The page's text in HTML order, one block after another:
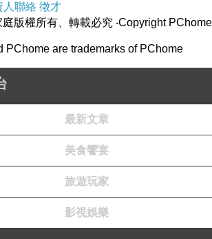
PmB作為一家專業的建
認同此理念，未來將與DAISIN大
，打造更舒適、安全和高品質的
際建築結構專業防水簽約發布會
照
許多台灣的建築師及防水專家親
大信將持續在台灣展開高品
構，並支持台灣防水產業邁向更
保護，希望經由國際品牌的帶領
築人和消費者的防水觀念與國際
人聯絡 徵才
庭版權所有、轉載必究 ‧Copyright PChome
PChome are trademarks of PChome
最新文章
美食饗宴
旅遊玩家
影視娛樂